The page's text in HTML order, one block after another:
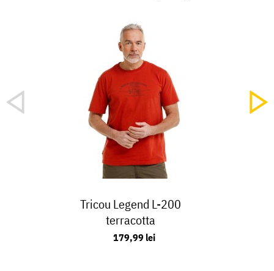
Tricou Legend L-200
terracotta
179,99 lei